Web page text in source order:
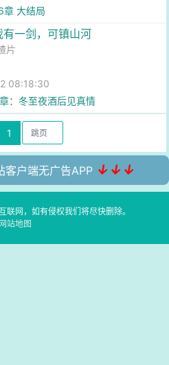
章 大结局
一剑，可镇山河
片
08:18:30
：冬至夜酒后见真情
1
客户端无广告APP ↓↓↓
联网，如有侵权我们将尽快删除。
网站地图